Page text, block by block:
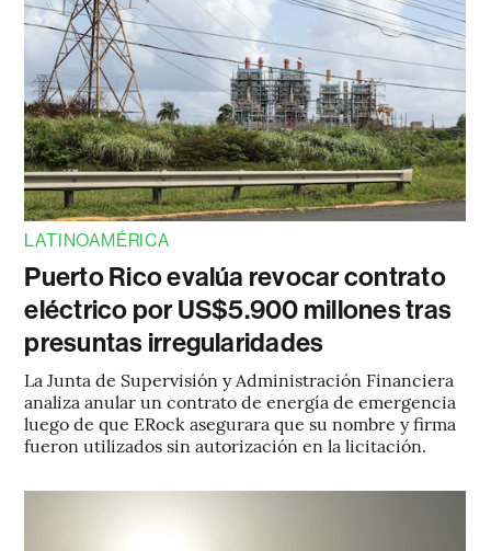
LATINOAMÉRICA
Puerto Rico evalúa revocar contrato
eléctrico por US$5.900 millones tras
presuntas irregularidades
La Junta de Supervisión y Administración Financiera
analiza anular un contrato de energía de emergencia
luego de que ERock asegurara que su nombre y firma
fueron utilizados sin autorización en la licitación.